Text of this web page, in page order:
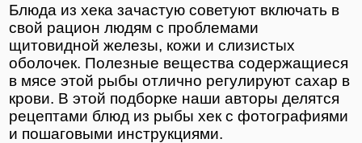
Блюда из хека зачастую советуют включать в
свой рацион людям с проблемами
щитовидной железы, кожи и слизистых
оболочек. Полезные вещества содержащиеся
в мясе этой рыбы отлично регулируют сахар в
крови. В этой подборке наши авторы делятся
рецептами блюд из рыбы хек с фотографиями
и пошаговыми инструкциями.